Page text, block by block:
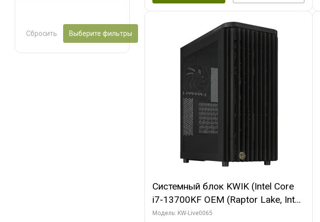
Сбросить Выберите фильтры
Системный блок KWIK (Intel Core
i7-13700KF OEM (Raptor Lake, Intel
7, C16 8EC/8PC/ 64 ГБ ОЗУ (2
Модель: KW-Live0065